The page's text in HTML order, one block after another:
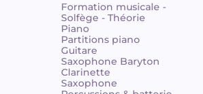
Formation musicale -
Solfège - Théorie
Piano
Partitions piano
Guitare
Saxophone Baryton
Clarinette
Saxophone